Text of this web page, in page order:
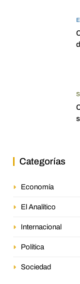
Categorías
Economía
El Analítico
Internacional
Política
Sociedad